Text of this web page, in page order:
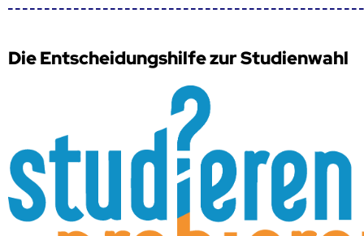
Die Entscheidungshilfe zur Studienwahl